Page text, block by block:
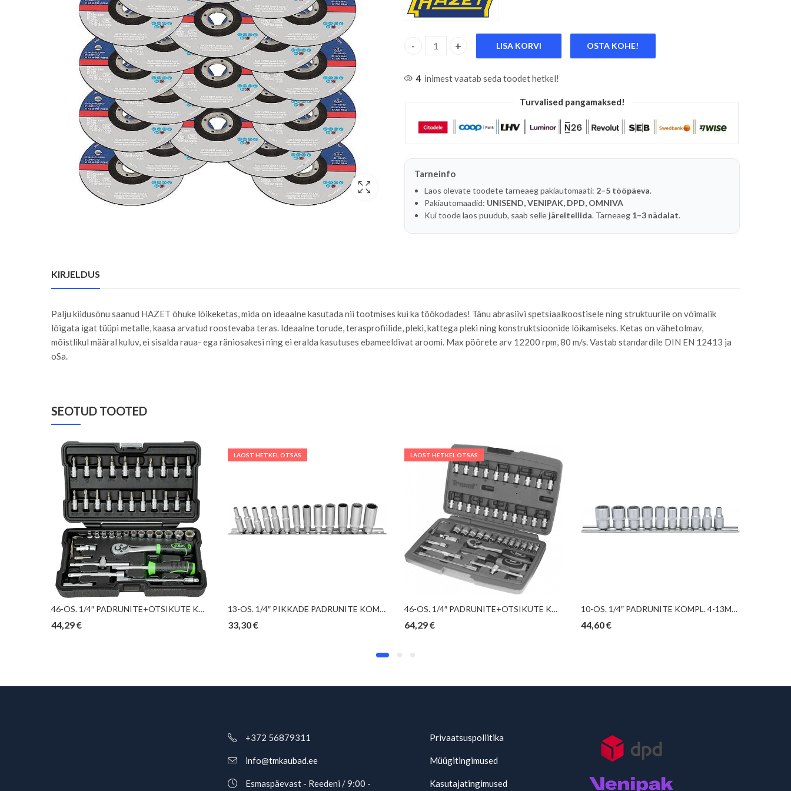
25-TK. UNIVERSAALLÕIKEKETAS 125X1MM KÕIK METALLID, PLEKK/TORUD/PROFIILID
LISA KORVI OSTA KOHE!
4 inimest vaatab seda toodet hetkel!
Turvalised pangamaksed!
Tarneinfo
Laos olevate toodete tarneaeg pakiautomaati: 2–5 tööpäeva.
Pakiautomaadid: UNISEND, VENIPAK, DPD, OMNIVA
Kui toode laos puudub, saab selle järeltellida. Tarneaeg 1–3 nädalat.
KIRJELDUS
Palju kiidusõnu saanud HAZET õhuke lõikeketas, mida on ideaalne kasutada nii tootmises kui ka töökodades! Tänu abrasiivi spetsiaalkoostisele ning struktuurile on võimalik
lõigata igat tüüpi metalle, kaasa arvatud roostevaba teras. Ideaalne torude, terasprofiilide, pleki, kattega pleki ning konstruktsioonide lõikamiseks. Ketas on vähetolmav,
mõistlikul määral kuluv, ei sisalda raua- ega räniosakesi ning ei eralda kasutuses ebameeldivat aroomi. Max pöörete arv 12200 rpm, 80 m/s. Vastab standardile DIN EN 12413 ja
oSa.
SEOTUD TOOTED
46-OS. 1/4″ PADRUNITE+OTSIKUTE KOMPLEKT 4-14MM “NEW GEN” JBM*
44,29€
LAOST HETKEL OTSAS
13-OS. 1/4″ PIKKADE PADRUNITE KOMPL. 4-14MM, 12-KANT, SIINIL TRIUMF
33,30€
LAOST HETKEL OTSAS
46-OS. 1/4″ PADRUNITE+OTSIKUTE KOMPLEKT 4-14MM TRIUMF
64,29€
10-OS. 1/4″ PADRUNITE KOMPL. 4-13MM, 12-KANT, SIINIL KS TOOLS
44,60€
+372 56879311
info@tmkaubad.ee
Esmaspäevast - Reedeni / 9:00 -
Privaatsuspoliitika
Müügitingimused
Kasutajatingimused